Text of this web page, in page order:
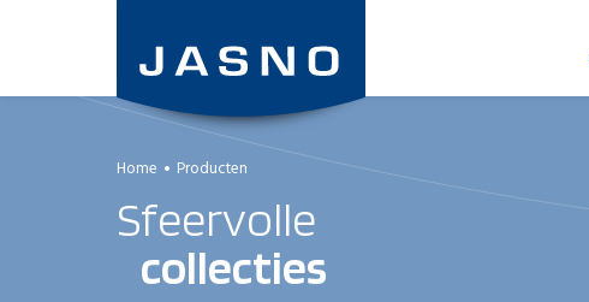
de
Home Producten
Sfeervolle
collecties